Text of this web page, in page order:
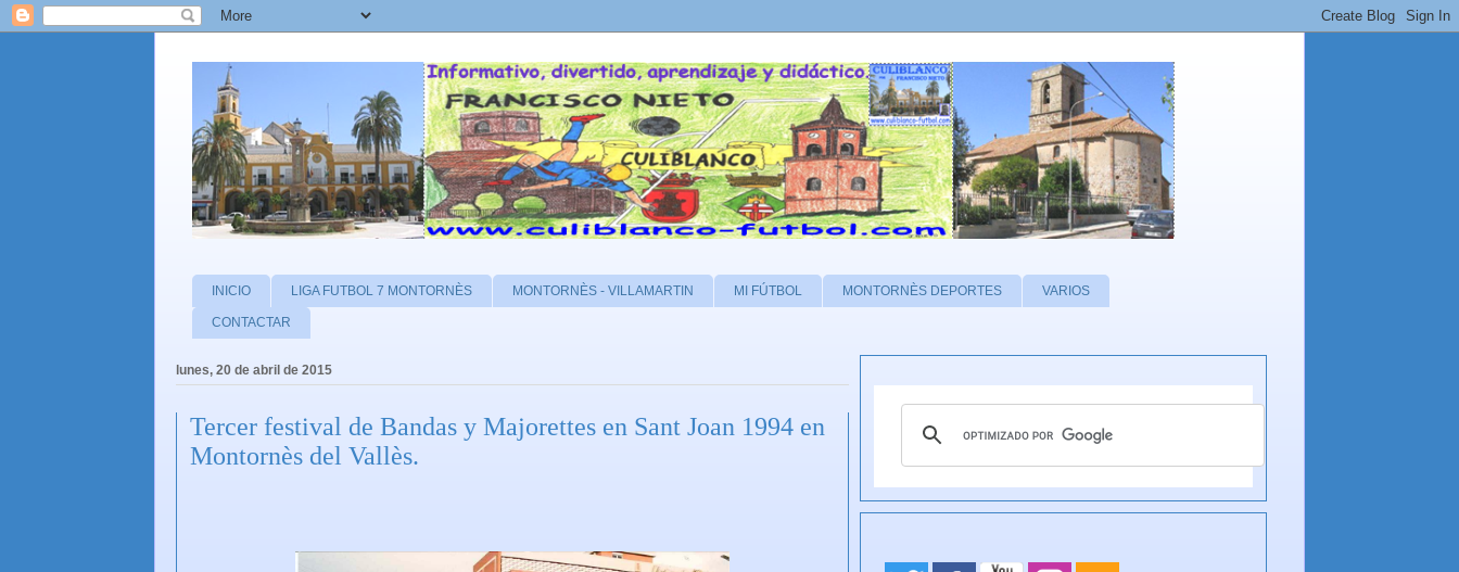
INICIO LIGA FUTBOL 7 MONTORNÈS MONTORNÈS - VILLAMARTIN MI FÚTBOL MONTORNÈS DEPORTES VARIOS
CONTACTAR
lunes, 20 de abril de 2015
Tercer festival de Bandas y Majorettes en Sant Joan 1994 en
Montornès del Vallès.